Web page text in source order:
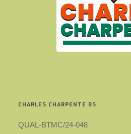
CHARLES CHARPENTE BS
QUAL-BTMC/24-048